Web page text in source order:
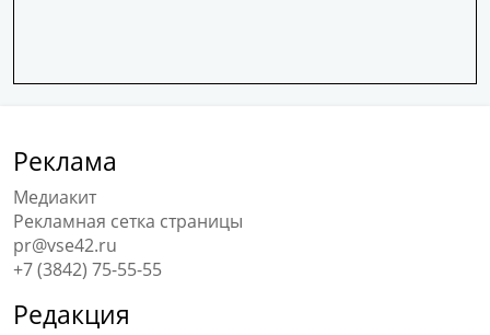
Реклама
Медиакит
Рекламная сетка страницы
pr@vse42.ru
+7 (3842) 75-55-55
Редакция